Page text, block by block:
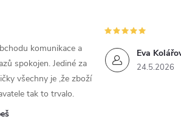
komunikace a
spokojen. Jediné za
všechny je ,že zboží
tak to trvalo.
Eva
24.5.2026